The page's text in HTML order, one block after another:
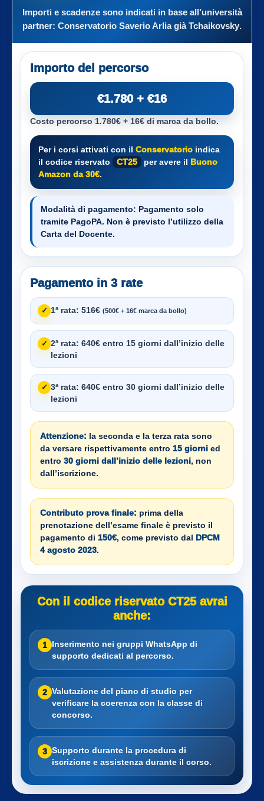
Importi e scadenze sono indicati in base all’università
partner: Conservatorio Saverio Arlia già Tchaikovsky.
Importo del percorso
€1.780 + €16
Costo percorso 1.780€ + 16€ di marca da bollo.
Per i corsi attivati con il Conservatorio indica
il codice riservato
CT25 per avere il Buono
Amazon da 30€.
Modalità di pagamento: Pagamento solo
tramite PagoPA. Non è previsto l’utilizzo della
Carta del Docente.
Pagamento in 3 rate
✓ 1ª rata: 516€ (500€ + 16€ marca da bollo)
✓ 2ª rata: 640€ entro 15 giorni dall’inizio delle
lezioni
✓ 3ª rata: 640€ entro 30 giorni dall’inizio delle
lezioni
Attenzione: la seconda e la terza rata sono
da versare rispettivamente entro 15 giorni ed
entro 30 giorni dall’inizio delle lezioni, non
dall’iscrizione.
Contributo prova finale: prima della
prenotazione dell’esame finale è previsto il
pagamento di 150€, come previsto dal DPCM
4 agosto 2023.
Con il codice riservato CT25 avrai
anche:
1 Inserimento nei gruppi WhatsApp di
supporto dedicati al percorso.
2 Valutazione del piano di studio per
verificare la coerenza con la classe di
concorso.
3 Supporto durante la procedura di
iscrizione e assistenza durante il corso.